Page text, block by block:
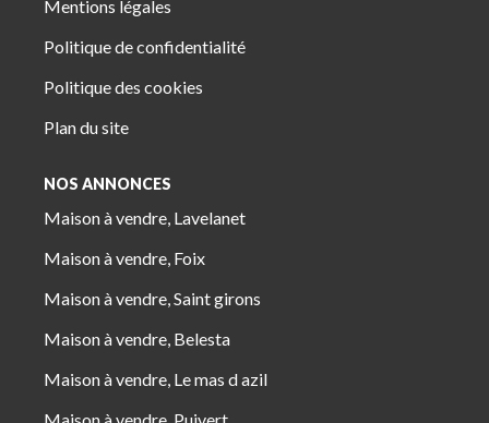
Mentions légales
Politique de confidentialité
Politique des cookies
Plan du site
NOS ANNONCES
Maison à vendre, Lavelanet
Maison à vendre, Foix
Maison à vendre, Saint girons
Maison à vendre, Belesta
Maison à vendre, Le mas d azil